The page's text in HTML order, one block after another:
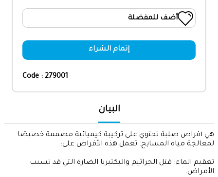
أضف للمفضلة
إتمام الشراء
Code : 279001
البيان
هي أقراص صلبة تحتوي على تركيبة كيميائية مصممة خصيصًا
لمعالجة مياه المسابح. تعمل هذه الأقراص على:
تعقيم الماء: قتل الجراثيم والبكتيريا الضارة التي قد تسبب
الأمراض.